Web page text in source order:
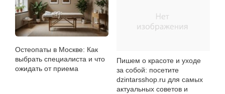
Остеопаты в Москве: Как
выбрать специалиста и что
ожидать от приема
Пишем о красоте и уходе
за собой: посетите
dzintarsshop.ru для самых
актуальных советов и